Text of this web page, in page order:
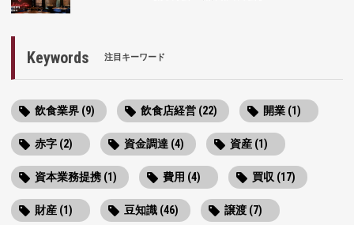
Keywords 注目キーワード
飲食業界 (9) 飲食店経営 (22) 開業 (1)
赤字 (2) 資金調達 (4) 資産 (1)
資本業務提携 (1) 費用 (4) 買収 (17)
財産 (1) 豆知識 (46) 譲渡 (7)